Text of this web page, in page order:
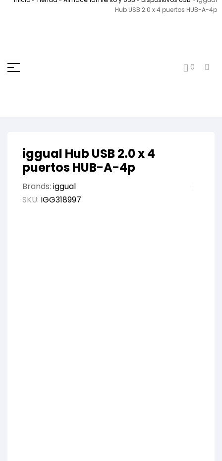
Hub USB 2.0 x 4 puertos HUB-A-4p
0
iggual Hub USB 2.0 x 4
puertos HUB-A-4p
Brands: iggual
SKU: IGG318997